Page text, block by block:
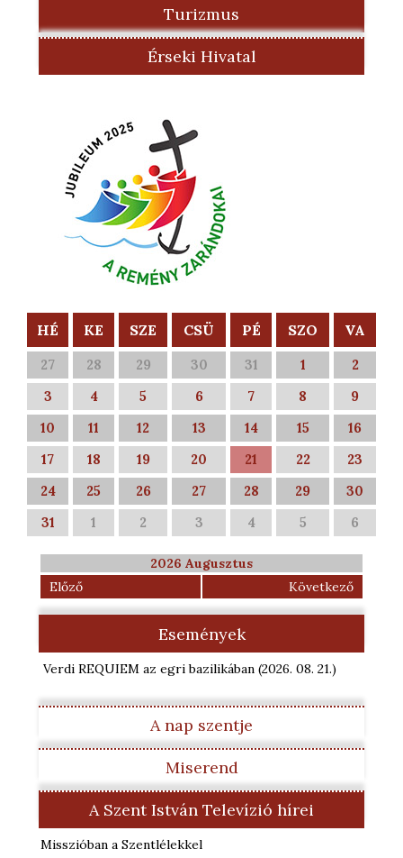
Turizmus
Érseki Hivatal
HÉ KE SZE CSÜ PÉ SZO VA
27 28 29 30 31 1
2
3
4 5 6 7 8
9
10
11 12 13 14 15
16
17
18 19 20 21 22
23
24
25 26 27 28 29
30
31
1 2 3 4 5 6
2026 Augusztus
Előző
Következő
Események
Verdi REQUIEM az egri bazilikában (2026. 08. 21.)
A nap szentje
Miserend
A Szent István Televízió hírei
Misszióban a Szentlélekkel